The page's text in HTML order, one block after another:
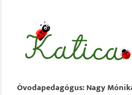
Óvodapedagógus: Nagy